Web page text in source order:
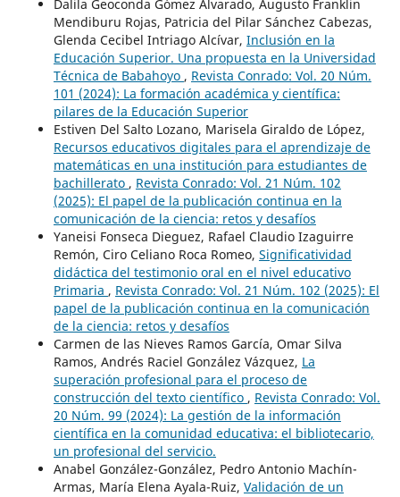
Dalila Geoconda Gómez Alvarado, Augusto Franklin
Mendiburu Rojas, Patricia del Pilar Sánchez Cabezas,
Glenda Cecibel Intriago Alcívar, Inclusión en la
Educación Superior. Una propuesta en la Universidad
Técnica de Babahoyo , Revista Conrado: Vol. 20 Núm.
101 (2024): La formación académica y científica:
pilares de la Educación Superior
Estiven Del Salto Lozano, Marisela Giraldo de López,
Recursos educativos digitales para el aprendizaje de
matemáticas en una institución para estudiantes de
bachillerato , Revista Conrado: Vol. 21 Núm. 102
(2025): El papel de la publicación continua en la
comunicación de la ciencia: retos y desafíos
Yaneisi Fonseca Dieguez, Rafael Claudio Izaguirre
Remón, Ciro Celiano Roca Romeo, Significatividad
didáctica del testimonio oral en el nivel educativo
Primaria , Revista Conrado: Vol. 21 Núm. 102 (2025): El
papel de la publicación continua en la comunicación
de la ciencia: retos y desafíos
Carmen de las Nieves Ramos García, Omar Silva
Ramos, Andrés Raciel González Vázquez, La
superación profesional para el proceso de
construcción del texto científico , Revista Conrado: Vol.
20 Núm. 99 (2024): La gestión de la información
científica en la comunidad educativa: el bibliotecario,
un profesional del servicio.
Anabel González-González, Pedro Antonio Machín-
Armas, María Elena Ayala-Ruiz, Validación de un